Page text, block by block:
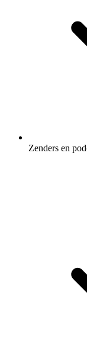
Zenders en